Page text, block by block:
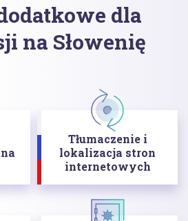
dla
na Słowenię
Tłumaczenie i
lokalizacja stron
internetowych